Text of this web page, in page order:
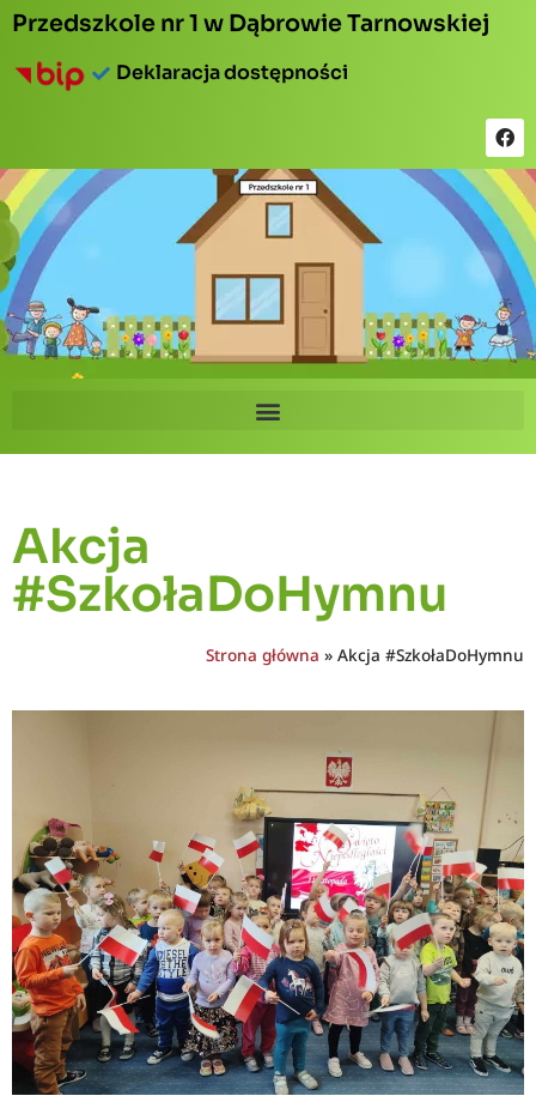
Przedszkole nr 1 w Dąbrowie Tarnowskiej
Deklaracja dostępności
Akcja
#SzkołaDoHymnu
Strona główna » Akcja #SzkołaDoHymnu